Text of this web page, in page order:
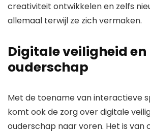
creativiteit ontwikkelen en zelfs
allemaal terwijl ze zich vermaken.
Digitale veiligheid en
ouderschap
Met de toename van interactieve
komt ook de zorg over digitale
ouderschap naar voren. Het is van